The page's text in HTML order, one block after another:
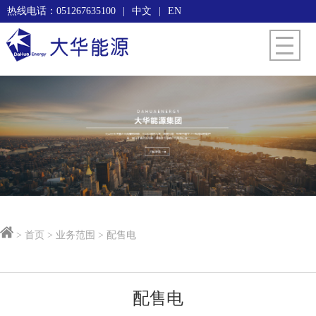
热线电话：051267635100 中文 EN
> 首页 > 业务范围 > 配售电
配售电